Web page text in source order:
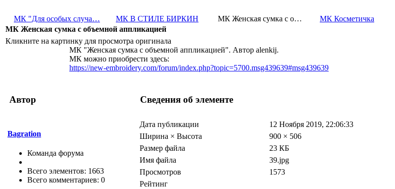
МК "Для особых случа… МК В СТИЛЕ БИРКИН МК Женская сумка с о… МК Косметичка
МК Женская сумка с объемной аппликацией
Кликните на картинку для просмотра оригинала
МК "Женская сумка с объемной аппликацией". Автор alenkij.
МК можно приобрести здесь:
https://new-embroidery.com/forum/index.php?topic=5700.msg439639#msg439639
Автор Сведения об элементе
Bagration
Команда форума
Всего элементов: 1663
Всего комментариев: 0
Дата публикации
12 Ноября 2019, 22:06:33
Ширина × Высота
900 × 506
Размер файла
23 КБ
Имя файла
39.jpg
Просмотров
1573
Рейтинг